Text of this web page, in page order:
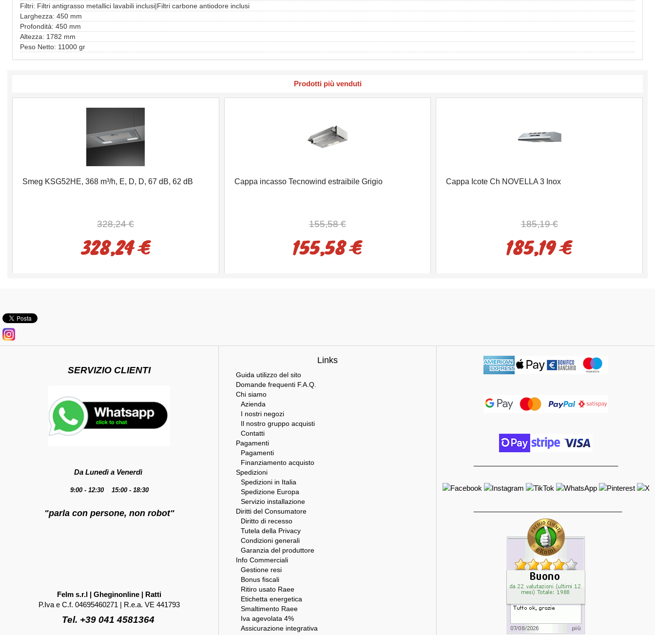
Filtri: Filtri antigrasso metallici lavabili inclusi|Filtri carbone antiodore inclusi
Larghezza: 450 mm
Profondità: 450 mm
Altezza: 1782 mm
Peso Netto: 11000 gr
Prodotti più venduti
Smeg KSG52HE, 368 m³/h, E, D, D, 67 dB, 62 dB
328,24 €
328,24 €
Cappa incasso Tecnowind estraibile Grigio
155,58 €
155,58 €
Cappa Icote Ch NOVELLA 3 Inox
185,19 €
185,19 €
SERVIZIO CLIENTI
Da Lunedì a Venerdì
9:00 - 12:30 15:00 - 18:30
"parla con persone, non robot"
Felm s.r.l | Gheginonline | Ratti
P.Iva e C.f. 04695460271 | R.e.a. VE 441793
Tel. +39 041 4581364
Links
Guida utilizzo del sito
Domande frequenti F.A.Q.
Chi siamo
Azienda
I nostri negozi
Il nostro gruppo acquisti
Contatti
Pagamenti
Pagamenti
Finanziamento acquisto
Spedizioni
Spedizioni in Italia
Spedizione Europa
Servizio installazione
Diritti del Consumatore
Diritto di recesso
Tutela della Privacy
Condizioni generali
Garanzia del produttore
Info Commerciali
Gestione resi
Bonus fiscali
Ritiro usato Raee
Etichetta energetica
Smaltimento Raee
Iva agevolata 4%
Assicurazione integrativa